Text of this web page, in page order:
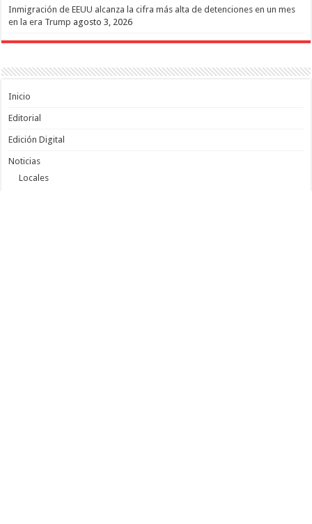
Inmigración de EEUU alcanza la cifra más alta de detenciones en un mes
en la era Trump agosto 3, 2026
Inicio
Editorial
Edición Digital
Noticias
Locales